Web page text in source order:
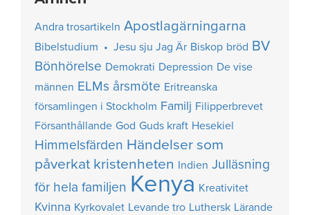
Andra trosartikeln Apostlagärningarna
Bibelstudium • Jesu sju Jag Är Biskop bröd BV
Bönhörelse Demokrati Depression De vise
männen ELMs årsmöte Eritreanska
församlingen i Stockholm Familj Filipperbrevet
Försanthållande God Guds kraft Hesekiel
Himmelsfärden Händelser som
påverkat kristenheten Indien Julläsning
för hela familjen Kenya Kreativitet
Kvinna Kyrkovalet Levande tro Luthersk Lärande